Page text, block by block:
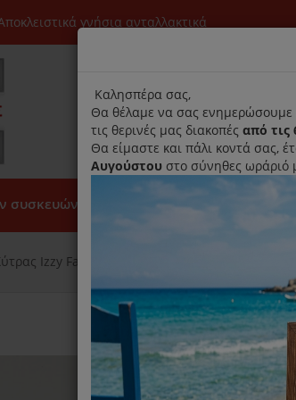
γνήσια ανταλλακτικά
συσκευών Αρχική
Izzy Fast And Easy, Sicura Και Multicook
title
Καλησπέρα σας,
Θα θέλαμε να σας ενημερώσουμε
τις θερινές μας διακοπές από τις
Θα είμαστε και πάλι κοντά σας,
Αυγούστου στο σύνηθες ωράριό